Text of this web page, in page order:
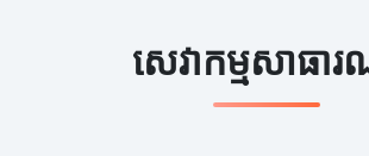
សេវាកម្មសាធា